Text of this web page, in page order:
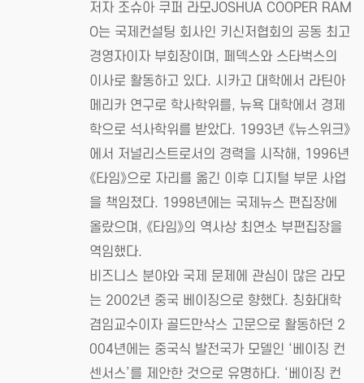
저자 조슈아 쿠퍼 라모JOSHUA COOPER RAM
O는 국제컨설팅 회사인 키신저협회의 공동 최고
경영자이자 부회장이며, 페덱스와 스타벅스의
이사로 활동하고 있다. 시카고 대학에서 라틴아
메리카 연구로 학사학위를, 뉴욕 대학에서 경제
학으로 석사학위를 받았다. 1993년 《뉴스위크》
에서 저널리스트로서의 경력을 시작해, 1996년
《타임》으로 자리를 옮긴 이후 디지털 부문 사업
을 책임졌다. 1998년에는 국제뉴스 편집장에
올랐으며, 《타임》의 역사상 최연소 부편집장을
역임했다.
비즈니스 분야와 국제 문제에 관심이 많은 라모
는 2002년 중국 베이징으로 향했다. 칭화대학
겸임교수이자 골드만삭스 고문으로 활동하던 2
004년에는 중국식 발전국가 모델인 ‘베이징 컨
센서스’를 제안한 것으로 유명하다. ‘베이징 컨